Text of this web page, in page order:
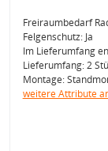
Freiraumbedarf
Felgenschutz: Ja
Im Lieferumfang
Lieferumfang: 2
Montage:
weitere Attribute